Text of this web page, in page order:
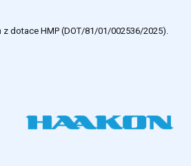
dotace HMP (DOT/81/01/002536/2025).